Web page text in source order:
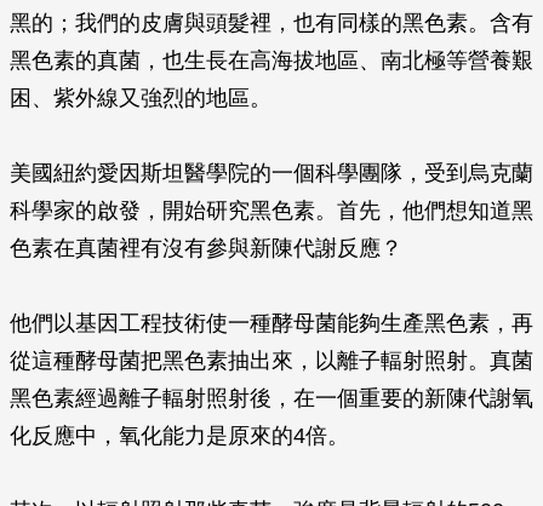
黑的；我們的皮膚與頭髮裡，也有同樣的黑色素。含有
黑色素的真菌，也生長在高海拔地區、南北極等營養艱
困、紫外線又強烈的地區。
美國紐約愛因斯坦醫學院的一個科學團隊，受到烏克蘭
科學家的啟發，開始研究黑色素。首先，他們想知道黑
色素在真菌裡有沒有參與新陳代謝反應？
他們以基因工程技術使一種酵母菌能夠生產黑色素，再
從這種酵母菌把黑色素抽出來，以離子輻射照射。真菌
黑色素經過離子輻射照射後，在一個重要的新陳代謝氧
化反應中，氧化能力是原來的4倍。